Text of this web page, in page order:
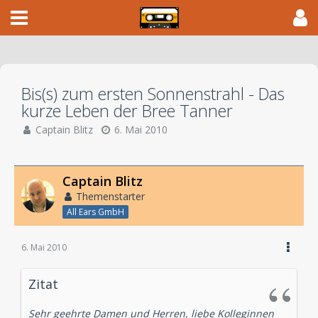
Bis(s) zum ersten Sonnenstrahl - Das
kurze Leben der Bree Tanner
Captain Blitz 6. Mai 2010
Captain Blitz
Themenstarter
All Ears GmbH
6. Mai 2010
Zitat
Sehr geehrte Damen und Herren, liebe Kolleginnen